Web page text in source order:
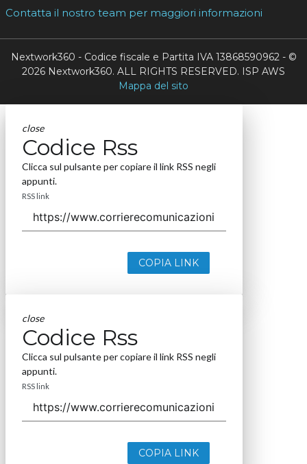
Contatta il nostro team per maggiori informazioni
Nextwork360 - Codice fiscale e Partita IVA 13868590962 - ©
2026 Nextwork360. ALL RIGHTS RESERVED. ISP AWS
Mappa del sito
close
Codice Rss
Clicca sul pulsante per copiare il link RSS negli
appunti.
RSS link
COPIA LINK
close
Codice Rss
Clicca sul pulsante per copiare il link RSS negli
appunti.
RSS link
COPIA LINK